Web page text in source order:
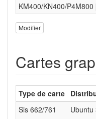
KM400/KN400/
Modifier
Cartes
Type de carte
Sis 662/761
Ubuntu